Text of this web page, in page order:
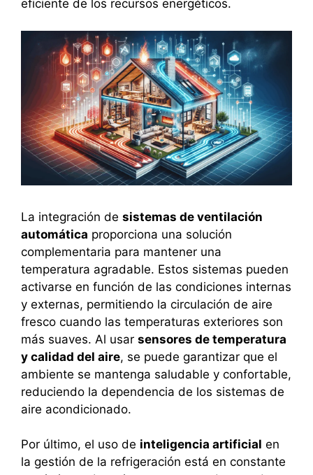
eficiente de los recursos energéticos.
La integración de sistemas de ventilación
automática proporciona una solución
complementaria para mantener una
temperatura agradable. Estos sistemas pueden
activarse en función de las condiciones internas
y externas, permitiendo la circulación de aire
fresco cuando las temperaturas exteriores son
más suaves. Al usar sensores de temperatura
y calidad del aire, se puede garantizar que el
ambiente se mantenga saludable y confortable,
reduciendo la dependencia de los sistemas de
aire acondicionado.
Por último, el uso de inteligencia artificial en
la gestión de la refrigeración está en constante